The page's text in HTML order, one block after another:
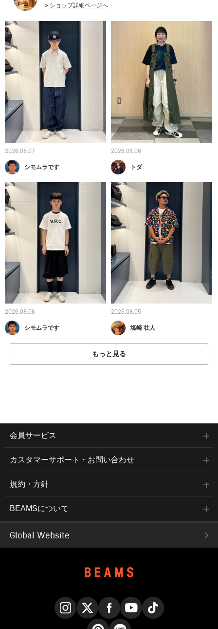
» ショップ詳細ページへ
2026.08.07
シモムラです
2026.08.06
トダ
2026.08.06
シモムラです
2026.08.05
塩崎 壮人
もっと見る
会員サービス
カスタマーサポート・お問い合わせ
規約・方針
BEAMSについて
Global Website